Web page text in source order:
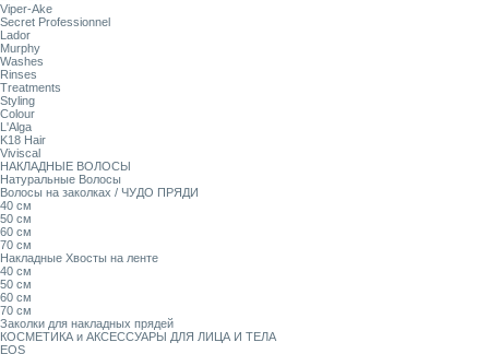
Viper-Ake
Secret Professionnel
Lador
Murphy
Washes
Rinses
Treatments
Styling
Colour
L'Alga
K18 Hair
Viviscal
НАКЛАДНЫЕ ВОЛОСЫ
Натуральные Волосы
Волосы на заколках / ЧУДО ПРЯДИ
40 см
50 см
60 см
70 см
Накладные Хвосты на ленте
40 см
50 см
60 см
70 см
Заколки для накладных прядей
КОСМЕТИКА и АКСЕССУАРЫ ДЛЯ ЛИЦА И ТЕЛА
EOS